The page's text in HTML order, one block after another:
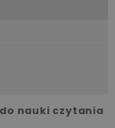
nauki czytania